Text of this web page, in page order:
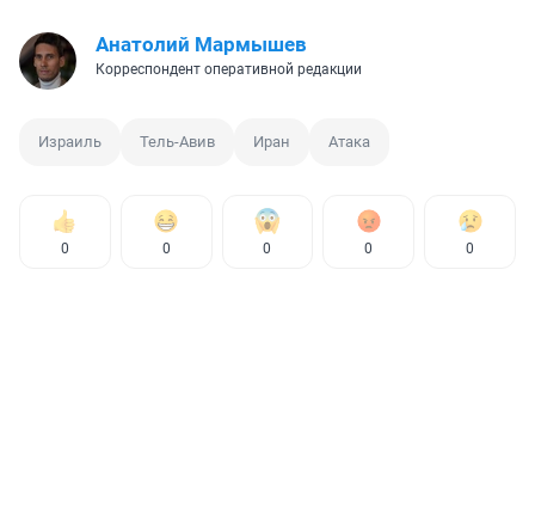
Анатолий Мармышев
Корреспондент оперативной редакции
Израиль Тель-Авив Иран Атака
0 0 0 0 0